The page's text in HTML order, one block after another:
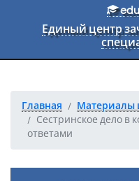
Перейти к основному тексту
Единый центр
Главная
Материалы
Сестринское дело в
ответами